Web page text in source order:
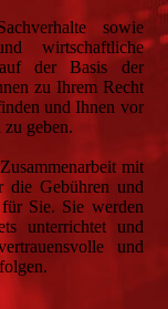
sowie
wirtschaftliche
auf der Basis der
zu Ihrem Recht
und Ihnen vor
geben.
mit
die Gebühren und
Sie. Sie werden
unterrichtet und
und